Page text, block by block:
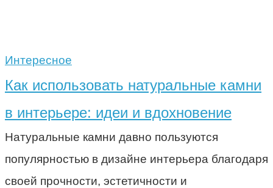
Интересное
Как использовать натуральные камни
в интерьере: идеи и вдохновение
Натуральные камни давно пользуются
популярностью в дизайне интерьера благодаря
своей прочности, эстетичности и